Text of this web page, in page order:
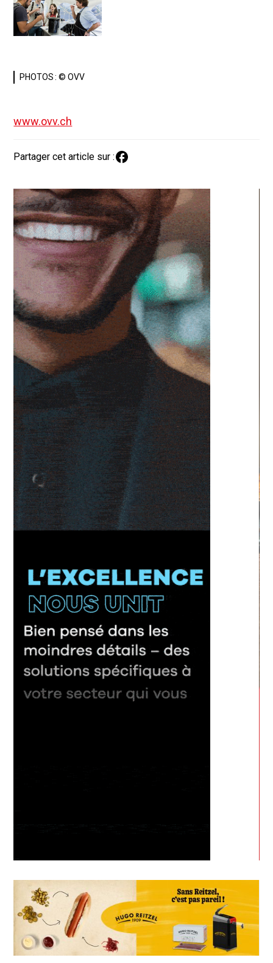
PHOTOS : © OVV
www.ovv.ch
Partager cet article sur :